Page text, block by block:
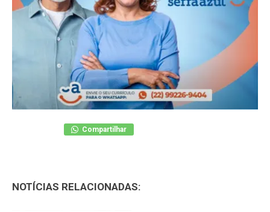
Compartilhar
NOTÍCIAS RELACIONADAS: